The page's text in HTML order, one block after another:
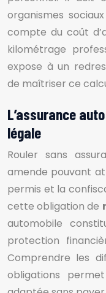
organismes
compte du coût
kilométrage
expose à un
de maîtriser ce
L’assurance
légale
Rouler sans
amende pouvant
permis et la
cette obligation de
automobile
protection
Comprendre les
obligations